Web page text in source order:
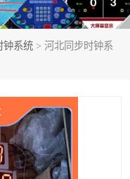
钟系统 > 河北同步时钟系
记分系统
馆水下摄影采集救生